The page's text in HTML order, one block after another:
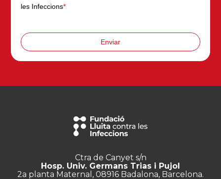
les Infeccions*
Enviar
Ctra de Canyet s/n
Hosp. Univ. Germans Trias i Pujol
2a planta Maternal, 08916 Badalona, Barcelona.